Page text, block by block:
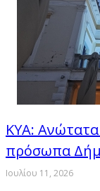
ΚΥΑ:
πρόσωπα
Ιουλίου 11, 2026